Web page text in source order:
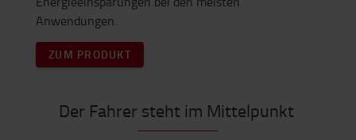
Anwendungen.
ZUM PRODUKT
Der Fahrer steht im Mittelpunkt